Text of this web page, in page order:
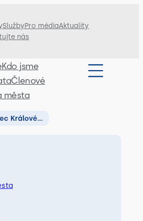
SlužbyPro médiaAktuality
nás
Kdo jsme
Členové
města
Králové…